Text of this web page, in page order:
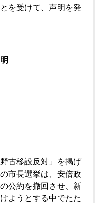
を受けて、声明を発
古移設反対」を掲げ
市長選挙は、安倍政
公約を撤回させ、新
ようとする中でたた